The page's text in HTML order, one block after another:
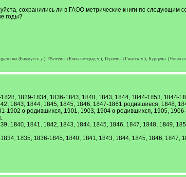
сохранились ли в ГАОО метрические книги по
годы?
(Бахмутск.у.), Фатеевы (Елисаветград.у.), Героевы (Гжатск.у.), Бурцевы
1829-1834, 1836-1843, 1840, 1843, 1844, 1844-1853, 1844-
1843, 1844, 1845, 1845, 1846, 1847-1861 родившиеся, 1848,
1902 о родившихся, 1901, 1903, 1904 о родившихся, 1905,
1840, 1841, 1842, 1843, 1844, 1845, 1846, 1847, 1848, 1849,
1835, 1836-1845, 1840, 1841, 1843, 1844, 1845, 1846, 1847,